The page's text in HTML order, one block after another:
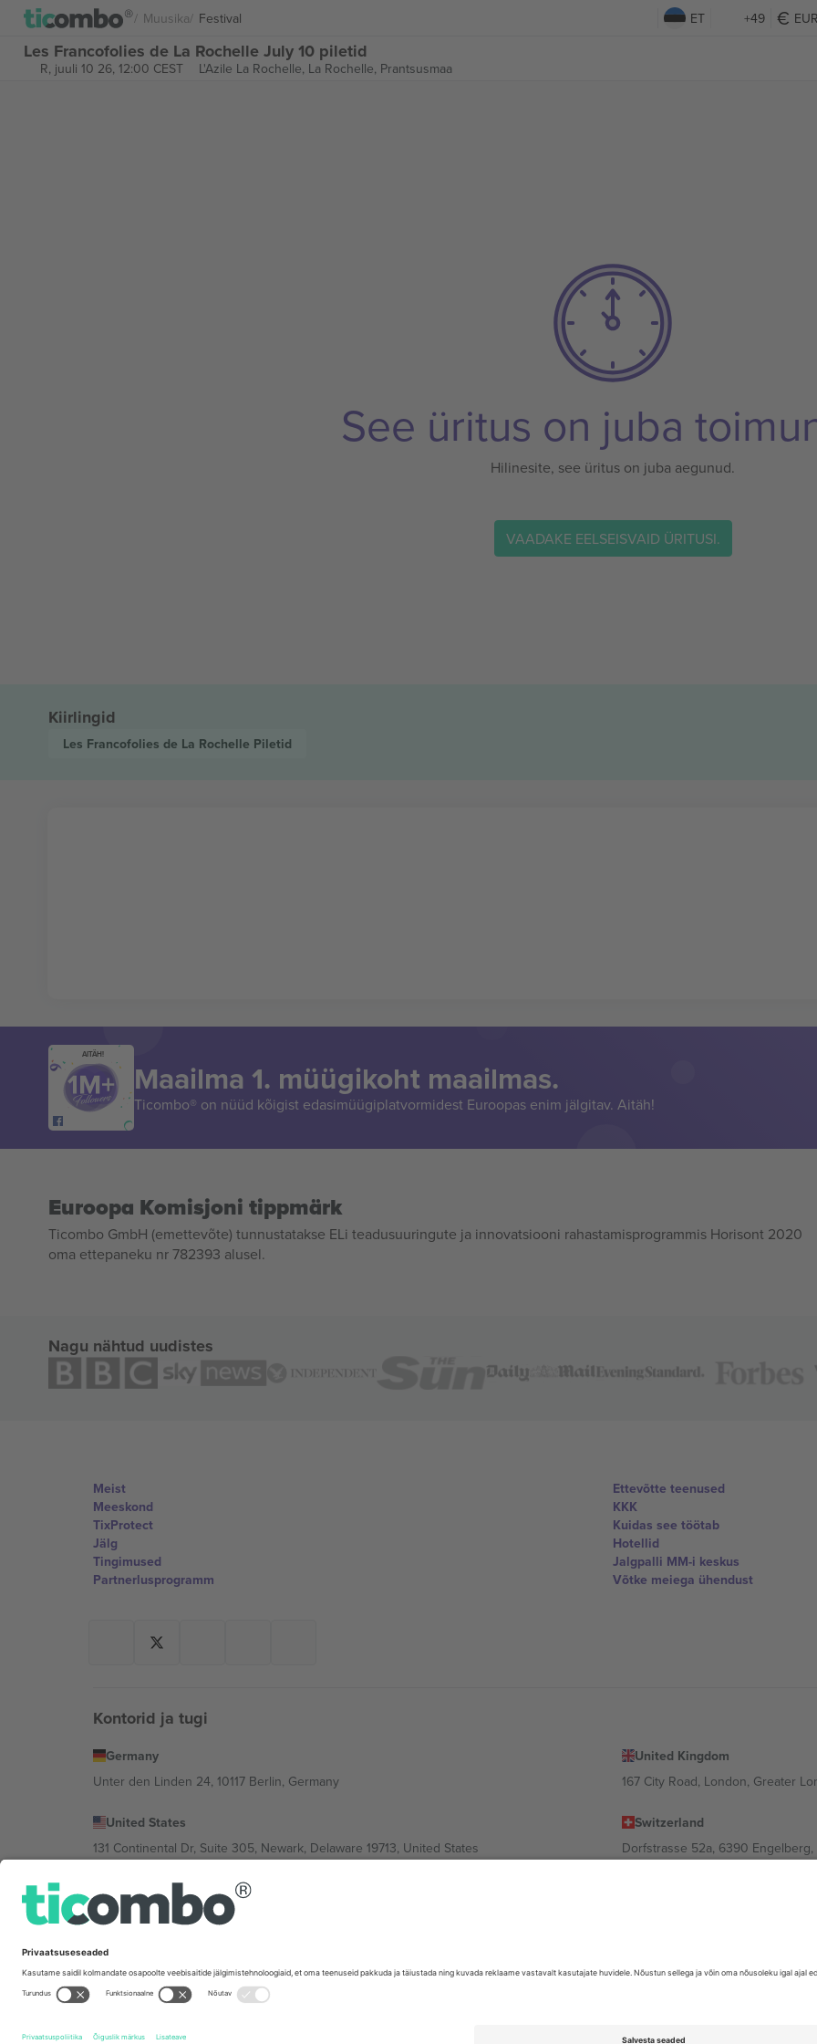
Muusika Festival ET +49
Les Francofolies de La Rochelle July 10 piletid
R, juuli 10 26, 12:00 CEST L'Azile La Rochelle, La Rochelle, Prantsusmaa
See üritus on juba
Hilinesite, see üritus on juba aegunud.
VAADAKE EELSEISVAID ÜRITUSI.
Kiirlingid
Les Francofolies de La Rochelle Piletid
AITÄH!
Maailma 1. müügikoht maailmas.
Ticombo® on nüüd kõigist edasimüügiplatvormidest Euroopas enim jälgitav. Aitäh!
Euroopa Komisjoni tippmärk
Ticombo GmbH (emettevõte) tunnustatakse ELi teadusuuringute ja innovatsiooni rahastamisprogrammis Horisont 2020
oma ettepaneku nr 782393 alusel.
Nagu nähtud uudistes
Meist
Meeskond
TixProtect
Jälg
Tingimused
Partnerlusprogramm
Ettevõtte teenused
KKK
Kuidas see töötab
Hotellid
Jalgpalli MM-i keskus
Võtke meiega ühendust
Kontorid ja tugi
Germany
Unter den Linden 24, 10117 Berlin, Germany
United Kingdom
167 City Road, London, Greater
United States
131 Continental Dr, Suite 305, Newark, Delaware 19713, United States
Switzerland
Dorfstrasse 52a, 6390
Bulgaria
Regus Sofia City West, bul Totleben 53-55, 1606 Sofia, Bulgaria
Mexico
Av Chapultepec 360, Roma Norte, Cuauhtémoc, 06700 Ciudad de México, CDMX, Mexico
Tingimused.© 2026 Ticombo. Kõik õigused kaitstud.